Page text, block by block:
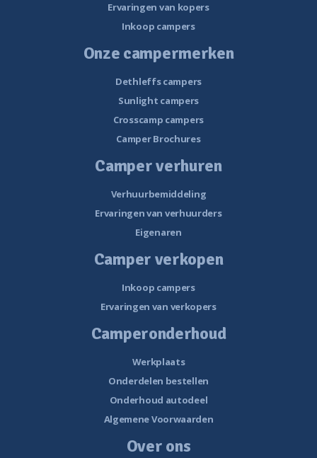
Ervaringen van kopers
Inkoop campers
Onze campermerken
Dethleffs campers
Sunlight campers
Crosscamp campers
Camper Brochures
Camper verhuren
Verhuurbemiddeling
Ervaringen van verhuurders
Eigenaren
Camper verkopen
Inkoop campers
Ervaringen van verkopers
Camperonderhoud
Werkplaats
Onderdelen bestellen
Onderhoud autodeel
Algemene Voorwaarden
Over ons